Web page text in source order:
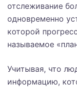
отслеживание
одновременно
которой
называемое
Учитывая, что
информацию,